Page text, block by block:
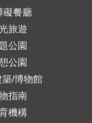
礙餐廳
旅遊
公園
公園
築/博物館
指南
機構